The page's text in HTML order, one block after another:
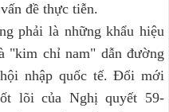
đề thực tiễn.
phải là những khẩu hiệu
"kim chỉ nam" dẫn đường
nhập quốc tế. Đổi mới
lõi của Nghị quyết 59-